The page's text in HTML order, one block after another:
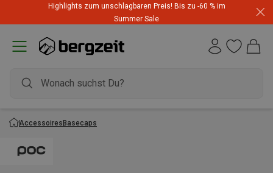
Highlights zum unschlagbaren Preis! Bis zu -60 % im
Summer Sale
AccessoiresBasecaps